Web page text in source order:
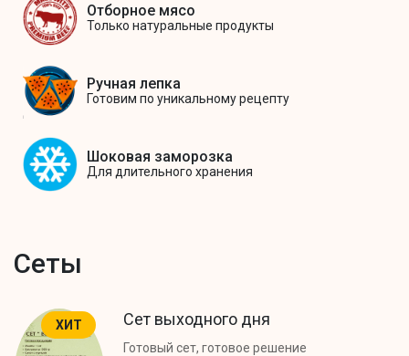
Отборное мясо
Только натуральные продукты
Ручная лепка
Готовим по уникальному рецепту
Шоковая заморозка
Для длительного хранения
Сеты
ХИТ Сет выходного дня
Готовый сет, готовое решение